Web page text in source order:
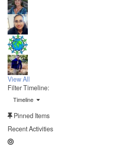
View All
Filter Timeline:
Timeline
Pinned Items
Recent Activities